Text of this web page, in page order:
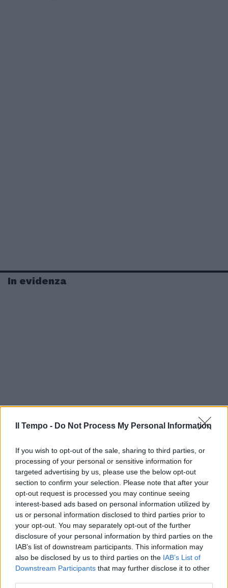
Il Tempo - Do Not Process My Personal Information
If you wish to opt-out of the sale, sharing to third parties, or
processing of your personal or sensitive information for
targeted advertising by us, please use the below opt-out
section to confirm your selection. Please note that after your
opt-out request is processed you may continue seeing
interest-based ads based on personal information utilized by
us or personal information disclosed to third parties prior to
your opt-out. You may separately opt-out of the further
disclosure of your personal information by third parties on the
IAB’s list of downstream participants. This information may
also be disclosed by us to third parties on the IAB’s List of
Downstream Participants that may further disclose it to other
In evidenza